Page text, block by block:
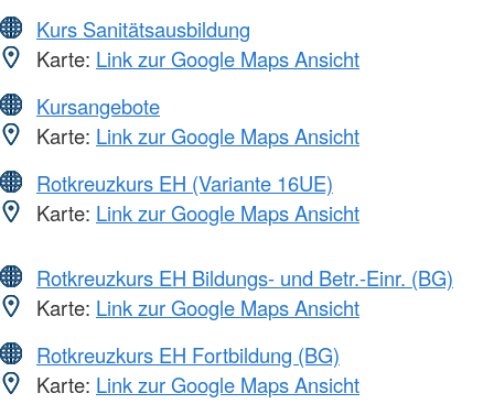
Kurs Sanitätsausbildung
Karte: Link zur Google Maps Ansicht
Kursangebote
Karte: Link zur Google Maps Ansicht
Rotkreuzkurs EH (Variante 16UE)
Karte: Link zur Google Maps Ansicht
Rotkreuzkurs EH Bildungs- und Betr.-Einr. (BG)
Karte: Link zur Google Maps Ansicht
Rotkreuzkurs EH Fortbildung (BG)
Karte: Link zur Google Maps Ansicht